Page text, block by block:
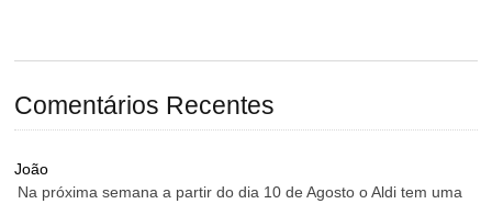
Comentários Recentes
João
Na próxima semana a partir do dia 10 de Agosto o Aldi tem uma